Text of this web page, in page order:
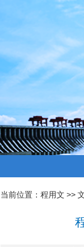
当前位置： 程用文 >>